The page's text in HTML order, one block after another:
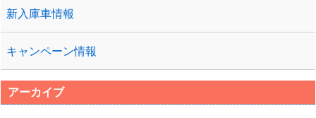
新入庫車情報
キャンペーン情報
アーカイブ